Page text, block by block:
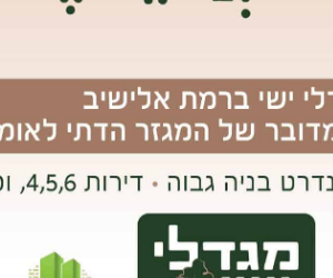
אוניברסיטת בר אילן בלב המחלוקת.צילום עמיעד טאוב